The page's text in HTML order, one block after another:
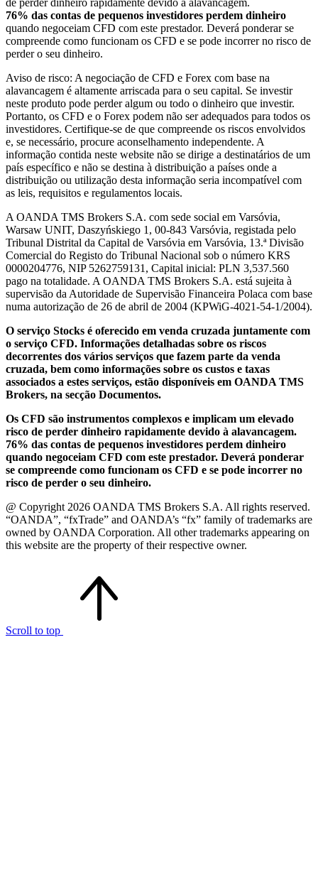
76% das contas de pequenos investidores perdem dinheiro
quando negoceiam CFD com este prestador. Deverá ponderar se
compreende como funcionam os CFD e se pode incorrer no risco de
perder o seu dinheiro.
Aviso de risco: A negociação de CFD e Forex com base na
alavancagem é altamente arriscada para o seu capital. Se investir
neste produto pode perder algum ou todo o dinheiro que investir.
Portanto, os CFD e o Forex podem não ser adequados para todos os
investidores. Certifique-se de que compreende os riscos envolvidos
e, se necessário, procure aconselhamento independente. A
informação contida neste website não se dirige a destinatários de um
país específico e não se destina à distribuição a países onde a
distribuição ou utilização desta informação seria incompatível com
as leis, requisitos e regulamentos locais.
A OANDA TMS Brokers S.A. com sede social em Varsóvia,
Warsaw UNIT, Daszyńskiego 1, 00-843 Varsóvia, registada pelo
Tribunal Distrital da Capital de Varsóvia em Varsóvia, 13.ª Divisão
Comercial do Registo do Tribunal Nacional sob o número KRS
0000204776, NIP 5262759131, Capital inicial: PLN 3,537.560
pago na totalidade. A OANDA TMS Brokers S.A. está sujeita à
supervisão da Autoridade de Supervisão Financeira Polaca com base
numa autorização de 26 de abril de 2004 (KPWiG-4021-54-1/2004).
O serviço Stocks é oferecido em venda cruzada juntamente com
o serviço CFD. Informações detalhadas sobre os riscos
decorrentes dos vários serviços que fazem parte da venda
cruzada, bem como informações sobre os custos e taxas
associados a estes serviços, estão disponíveis em OANDA TMS
Brokers, na secção Documentos.
Os CFD são instrumentos complexos e implicam um elevado
risco de perder dinheiro rapidamente devido à alavancagem.
76% das contas de pequenos investidores perdem dinheiro
quando negoceiam CFD com este prestador. Deverá ponderar
se compreende como funcionam os CFD e se pode incorrer no
risco de perder o seu dinheiro.
@ Copyright 2026 OANDA TMS Brokers S.A. All rights reserved.
“OANDA”, “fxTrade” and OANDA’s “fx” family of trademarks are
owned by OANDA Corporation. All other trademarks appearing on
this website are the property of their respective owner.
Scroll to top